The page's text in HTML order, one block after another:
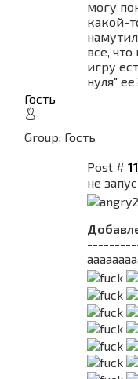
могу
какой-
все,
игру
нуля"
Гость
Group: Гость
Post # 11
не